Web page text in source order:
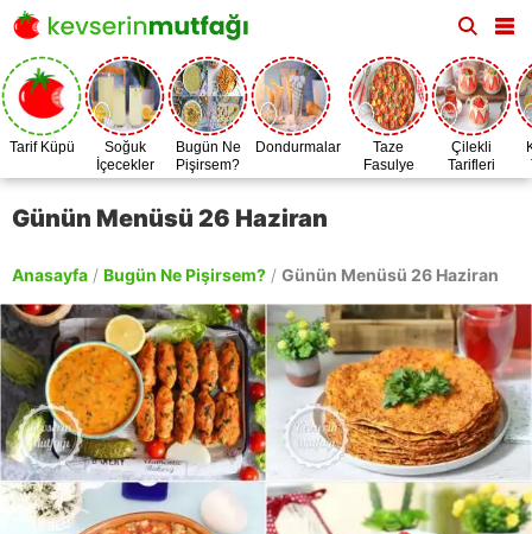
Tarif Küpü
Soğuk
İçecekler
Bugün Ne
Pişirsem?
Dondurmalar
Taze
Fasulye
Zamanı
Çilekli
Tarifleri
Günün Menüsü 26 Haziran
Anasayfa / Bugün Ne Pişirsem? / Günün Menüsü 26 Haziran